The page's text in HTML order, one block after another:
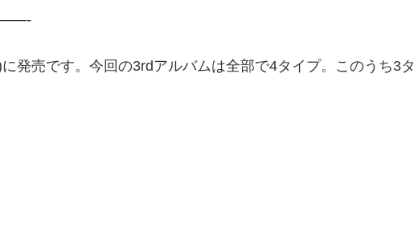
発売です。今回の3rdアルバムは全部で4タイプ。このうち3タ